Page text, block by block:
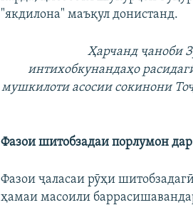
"якдилона" маъқул донистанд.
Ҳарчанд ҷаноби
интихобкунандаҳо
мушкилоти асосии сокинони
Фазои шитобзадаи порлумон
Фазои ҷаласаи рӯҳи
ҳамаи масоили